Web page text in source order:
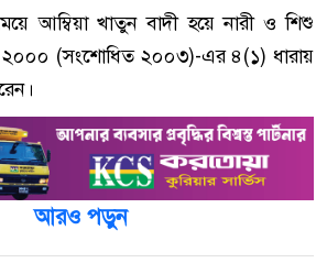
আম্বিয়া খাতুন বাদী হয়ে নারী ও শিশু
(সংশোধিত ২০০৩)-এর ৪(১) ধারায়
আরও পড়ুন